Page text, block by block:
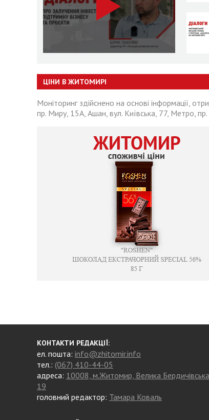
ЦІНИ В ЖИТОМИРІ
Моніторинг здійснено на основі інформації,
пр. Миру, 15А, Ашан, вул. Київська, 77, Метро,
КОНТАКТИ РЕДАКЦІЇ:
ел. пошта: info@zhitomir.info
тел.: (067) 410-44-05
адреса: 10008, м.Житомир, Велика Бердичівська,
19
головний редактор: Тамара Коваль